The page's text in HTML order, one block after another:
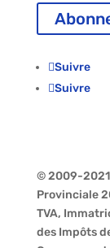
Suivre
Suivre
© 2009-2021
Provinciale
TVA,
des Impôts